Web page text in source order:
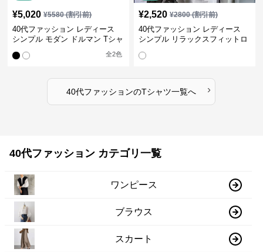
¥5,020 ¥5580(割引前)
40代ファッション レディース
シンプル モダン ドルマン Tシャ
全2色
¥2,520 ¥2800(割引前)
40代ファッション レディース
シンプル リラックスフィットロ
40代ファッションのTシャツ一覧へ ›
40代ファッション カテゴリ一覧
ワンピース
ブラウス
スカート